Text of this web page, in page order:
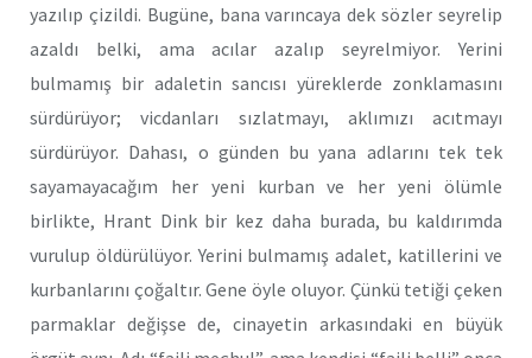
yazılıp çizildi. Bugüne, bana varıncaya dek sözler seyrelip
azaldı belki, ama acılar azalıp seyrelmiyor. Yerini
bulmamış bir adaletin sancısı yüreklerde zonklamasını
sürdürüyor; vicdanları sızlatmayı, aklımızı acıtmayı
sürdürüyor. Dahası, o günden bu yana adlarını tek tek
sayamayacağım her yeni kurban ve her yeni ölümle
birlikte, Hrant Dink bir kez daha burada, bu kaldırımda
vurulup öldürülüyor. Yerini bulmamış adalet, katillerini ve
kurbanlarını çoğaltır. Gene öyle oluyor. Çünkü tetiği çeken
parmaklar değişse de, cinayetin arkasındaki en büyük